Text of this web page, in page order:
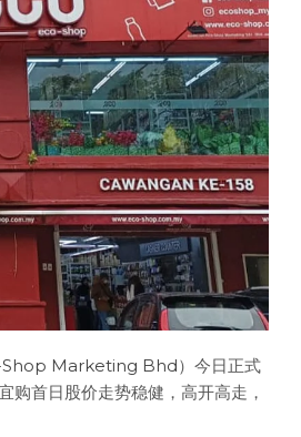
Marketing Bhd）今日正式
首日股价走势稳健，高开高走，